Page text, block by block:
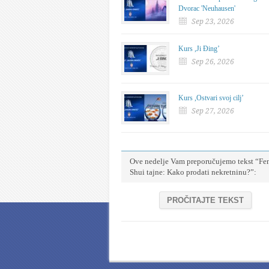
Dvorac 'Neuhausen'
Sep 23, 2026
Kurs ,Ji Đing’
Sep 26, 2026
Kurs ,Ostvari svoj cilj’
Sep 27, 2026
Ove nedelje Vam preporučujemo tekst
Shui tajne: Kako prodati nekretninu?”:
PROČITAJTE TEKST